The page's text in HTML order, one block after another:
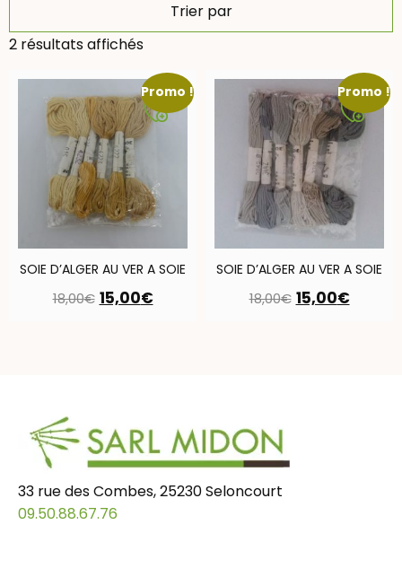
Trier par
2 résultats affichés
Promo !
SOIE D’ALGER AU VER A SOIE
18,00€ 15,00€
Promo !
SOIE D’ALGER AU VER A SOIE
18,00€ 15,00€
33 rue des Combes, 25230 Seloncourt
09.50.88.67.76